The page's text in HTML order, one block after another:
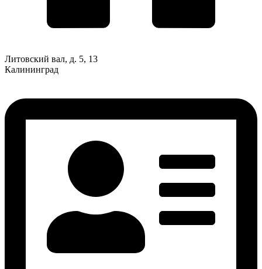
Литовский вал, д. 5, 13
Калининград